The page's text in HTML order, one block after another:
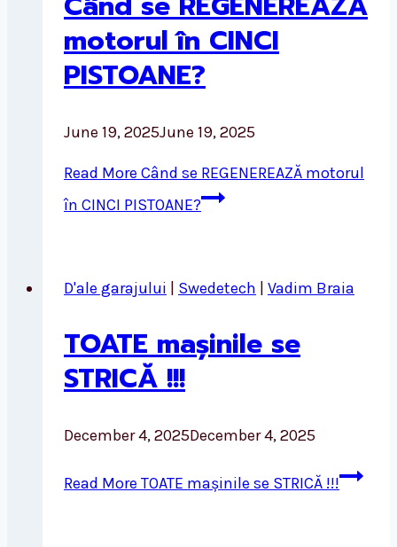
motorul în CINCI
PISTOANE?
June 19, 2025June 19, 2025
Read More Când se REGENEREAZĂ motorul
în CINCI PISTOANE?
D'ale garajului Swedetech Vadim Braia
TOATE mașinile se
STRICĂ !!!
December 4, 2025December 4, 2025
Read More TOATE mașinile se STRICĂ !!!